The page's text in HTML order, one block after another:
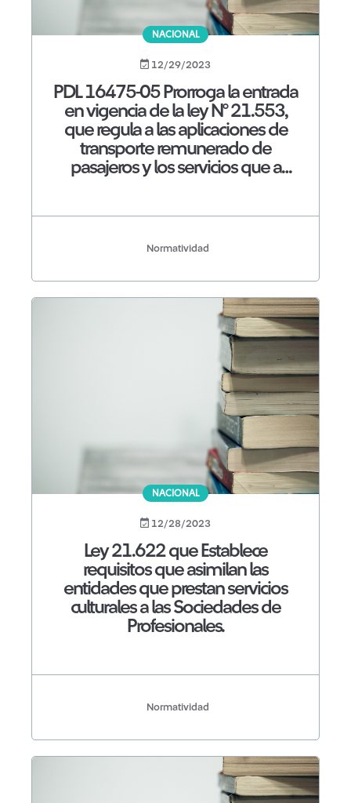
NACIONAL
12/29/2023
PDL 16475-05 Prorroga la entrada
en vigencia de la ley N° 21.553,
que regula a las aplicaciones de
transporte remunerado de
pasajeros y los servicios que a
Normatividad
NACIONAL
12/28/2023
Ley 21.622 que Establece
requisitos que asimilan las
entidades que prestan servicios
culturales a las Sociedades de
Profesionales.
Normatividad